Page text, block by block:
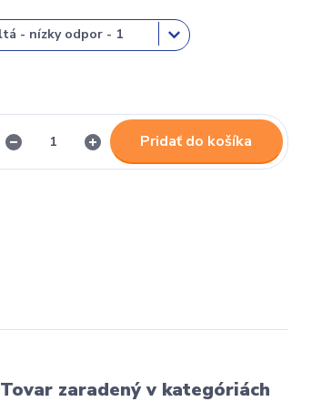
Pridať do košíka
Tovar zaradený v kategóriách